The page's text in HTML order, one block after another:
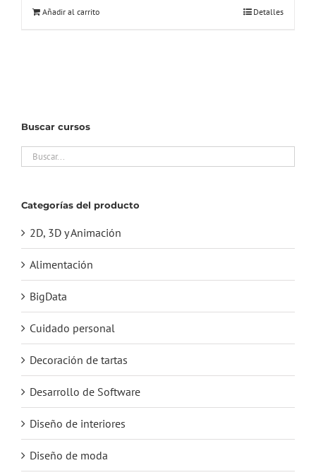
Añadir al carrito Detalles
Buscar cursos
Categorías del producto
2D, 3D y Animación
Alimentación
BigData
Cuidado personal
Decoración de tartas
Desarrollo de Software
Diseño de interiores
Diseño de moda